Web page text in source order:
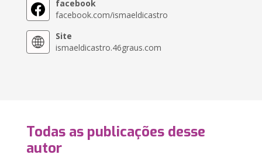
facebook
facebook.com/ismaeldicastro
Site
ismaeldicastro.46graus.com
Todas as publicações desse
autor